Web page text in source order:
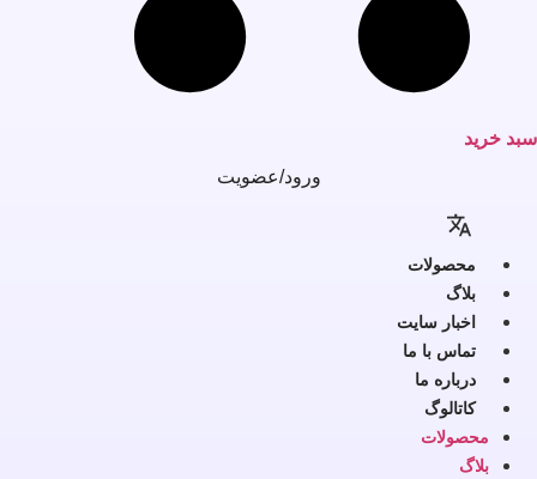
خرید
ورود/عضویت
محصولات
بلاگ
اخبار سایت
تماس با ما
درباره ما
کاتالوگ
محصولات
بلاگ